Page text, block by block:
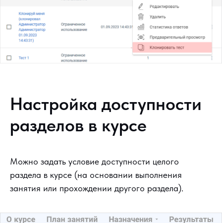
Настройка доступности
разделов в курсе
Можно задать условие доступности целого
раздела в курсе (на основании выполнения
занятия или прохождении другого раздела).